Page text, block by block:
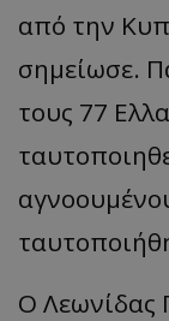
από την
σημείωσε.
τους 77
Ο Λεωνίδας